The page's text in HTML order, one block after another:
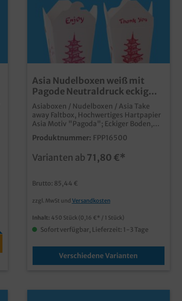
Asia Nudelboxen weiß mit
Pagode Neutraldruck eckig
450St. versch. Größen
Asiaboxen / Nudelboxen / Asia Take
away Faltbox, Hochwertiges Hartpapier
Asia Motiv "Pagoda"; Eckiger Boden,
Eckige Faltschließe (wie Foldpak), 450
Stück im Karton16oz/500ml &
Snackbox aus Hartpapier für das Asia
lebensmittelechtideal für Nudeln,
eigenem Motiv bereits ab einer Auflage
Produktnummer: FPP16500
Varianten ab 71,80 €*
Brutto: 85,44 €
zzgl. MwSt und Versandkosten
Inhalt: 450 Stück (0,16 €* / 1 Stück)
Sofort verfügbar, Lieferzeit: 1-3 Tage
Verschiedene Varianten